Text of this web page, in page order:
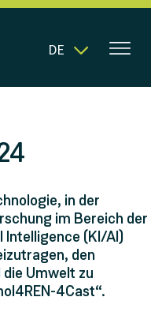
DE
in der
im Bereich der
(KI/AI)
den
Umwelt zu
4Cast“.